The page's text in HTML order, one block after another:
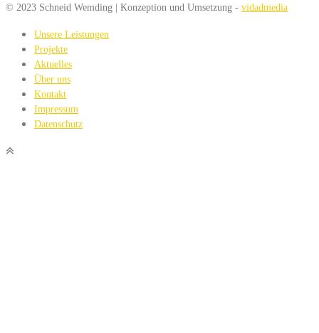
© 2023 Schneid Wemding | Konzeption und Umsetzung - vidadmedia
Unsere Leistungen
Projekte
Aktuelles
Über uns
Kontakt
Impressum
Datenschutz